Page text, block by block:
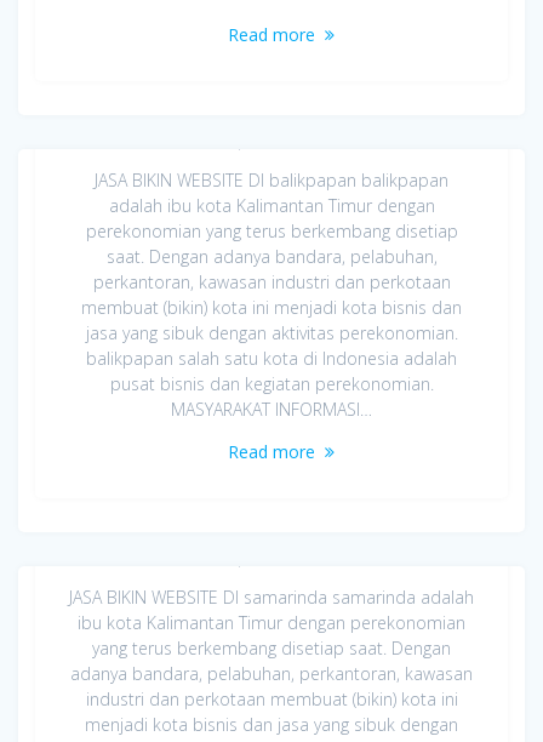
Read more
JASA BIKIN WEBSITE DI balikpapan balikpapan
adalah ibu kota Kalimantan Timur dengan
perekonomian yang terus berkembang disetiap
saat. Dengan adanya bandara, pelabuhan,
perkantoran, kawasan industri dan perkotaan
membuat (bikin) kota ini menjadi kota bisnis dan
jasa yang sibuk dengan aktivitas perekonomian.
balikpapan salah satu kota di Indonesia adalah
pusat bisnis dan kegiatan perekonomian.
MASYARAKAT INFORMASI…
Read more
JASA BIKIN WEBSITE DI samarinda samarinda adalah
ibu kota Kalimantan Timur dengan perekonomian
yang terus berkembang disetiap saat. Dengan
adanya bandara, pelabuhan, perkantoran, kawasan
industri dan perkotaan membuat (bikin) kota ini
menjadi kota bisnis dan jasa yang sibuk dengan